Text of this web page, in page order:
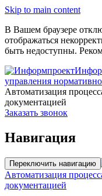
Skip to main content
В Вашем браузере
отображаться
быть недоступны.
управления
Автоматизация
документацией
Заказать звонок
Навигация
Переключить навигацию
Автоматизация
документацией